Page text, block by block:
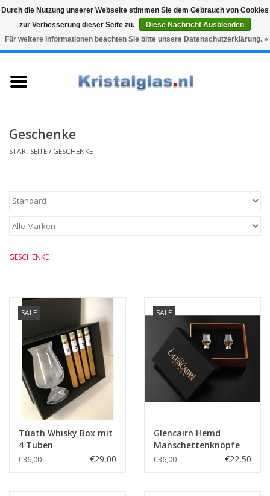
Snelle levering
Graveren
0 Artikel - €0,00
Karaffen
Bar & Wein
Geschenke
STARTSEITE/ GESCHENKE
GESCHENKE
SALE
Túath Whisky Box mit
4 Tuben
€36,00 €29,00
SALE
Glencairn Hemd
Manschettenknöpfe
Set
€36,00 €22,50
Durch die Nutzung unserer Webseite stimmen Sie dem Gebrauch von Cookies
zur Verbesserung dieser Seite zu.
Diese Nachricht Ausblenden
Für weitere Informationen beachten Sie bitte unsere Datenschutzerklärung. »